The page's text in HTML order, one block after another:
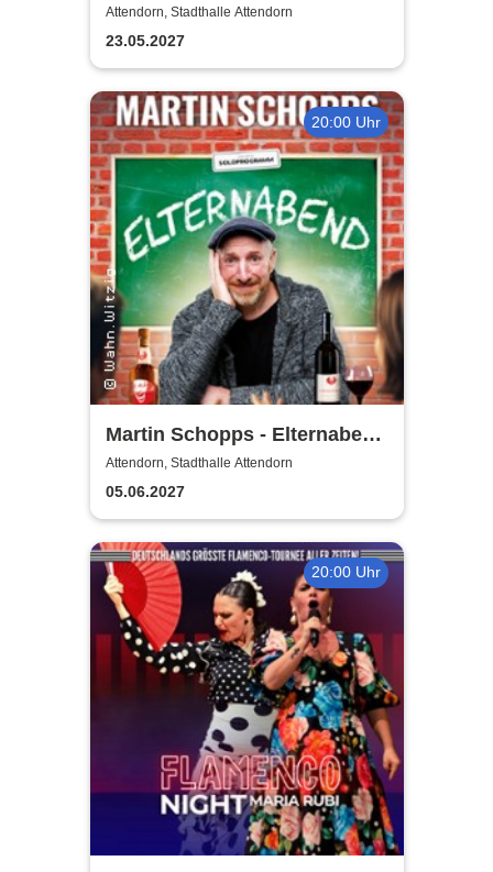
Mixed Show
Attendorn, Stadthalle Attendorn
23.05.2027
20:00 Uhr
Martin Schopps - Elternabend
- Wenn Schule zur Comedy-
Show wird
Attendorn, Stadthalle Attendorn
05.06.2027
20:00 Uhr